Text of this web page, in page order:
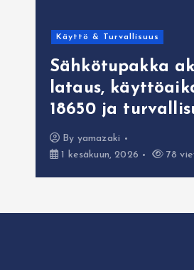
Käyttö & Turvallisuus
Sähkötupakka
lataus,
18650 ja
By yamazaki
1 kesäkuun, 2026
78